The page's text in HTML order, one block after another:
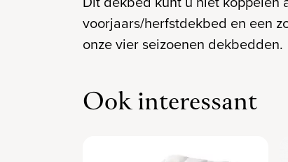
voorjaars/herfstdekbed en een
onze vier seizoenen dekbedden.
Ook interessant